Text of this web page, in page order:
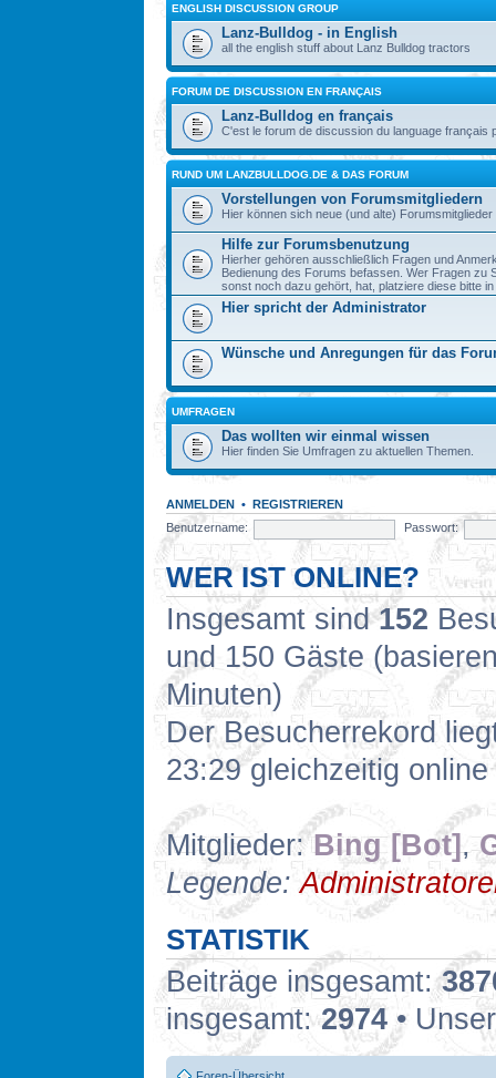
ENGLISH DISCUSSION GROUP
Lanz-Bulldog - in English
all the english stuff about Lanz Bulldog tractors
FORUM DE DISCUSSION EN FRANÇAIS
Lanz-Bulldog en français
C'est le forum de discussion du language français
RUND UM LANZBULLDOG.DE & DAS FORUM
Vorstellungen von Forumsmitgliedern
Hier können sich neue (und alte)
Hilfe zur Forumsbenutzung
Hierher gehören ausschließlich Fragen und
Bedienung des Forums befassen. Wer Fragen zu
sonst noch dazu gehört, hat, platziere diese bitte
Hier spricht der Administrator
Wünsche und Anregungen für das
UMFRAGEN
Das wollten wir einmal wissen
Hier finden Sie Umfragen zu aktuellen Themen.
ANMELDEN • REGISTRIEREN
Benutzername:
Passwort:
WER IST ONLINE?
Insgesamt sind152
und 150 Gäste
Minuten)
Der Besucherrekord
23:29 gleichzeitig
Mitglieder:Bing [Bot],
Legende:
STATISTIK
Beiträge insgesamt:
insgesamt:2974 •